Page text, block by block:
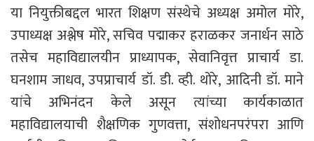
या नियुक्तीबद्दल भारत शिक्षण संस्थेचे अध्यक्ष अमोल मोरे,
उपाध्यक्ष अश्लेष मोरे, सचिव पद्माकर हराळकर जनार्धन साठे
तसेच महाविद्यालयीन प्राध्यापक, सेवानिवृत्त प्राचार्य डा.
घनशाम जाधव, उपप्राचार्य डॉ. डी. व्ही. थोरे, आदिनी डॉ. माने
यांचे अभिनंदन केले असून त्यांच्या कार्यकाळात
महाविद्यालयाची शैक्षणिक गुणवत्ता, संशोधनपरंपरा आणि